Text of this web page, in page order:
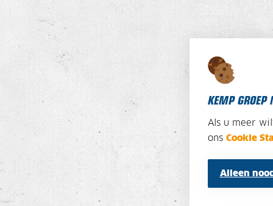
KEMP GROEP
Als u meer
ons Cookie
Alleen